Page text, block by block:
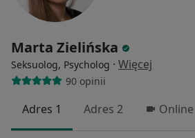
Marta Zielińska
Seksuolog, Psycholog · Więcej
90 opinii
Adres 1 Adres 2 Online